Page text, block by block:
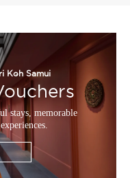
Koh Samui
stays, memorable